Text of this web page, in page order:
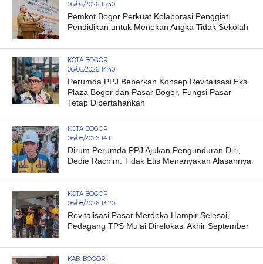
06/08/2026 15:30
Pemkot Bogor Perkuat Kolaborasi Penggiat
Pendidikan untuk Menekan Angka Tidak Sekolah
KOTA BOGOR
06/08/2026 14:40
Perumda PPJ Beberkan Konsep Revitalisasi Eks
Plaza Bogor dan Pasar Bogor, Fungsi Pasar
Tetap Dipertahankan
KOTA BOGOR
06/08/2026 14:11
Dirum Perumda PPJ Ajukan Pengunduran Diri,
Dedie Rachim: Tidak Etis Menanyakan Alasannya
KOTA BOGOR
06/08/2026 13:20
Revitalisasi Pasar Merdeka Hampir Selesai,
Pedagang TPS Mulai Direlokasi Akhir September
KAB. BOGOR